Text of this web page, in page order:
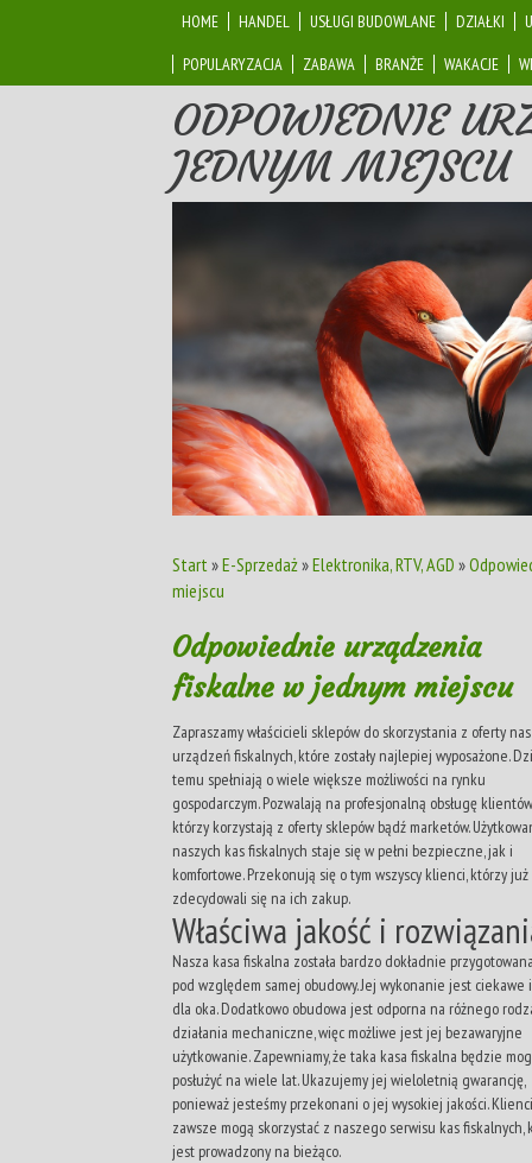
HOME HANDEL USŁUGI BUDOWLANE DZIAŁKI
POPULARYZACJA
ZABAWA BRANŻE WAKACJE
ODPOWIEDNIE
JEDNYM MIEJSCU
Start »E-Sprzedaż»Elektronika, RTV, AGD »
miejscu
Odpowiednie urządzenia
fiskalne w jednym miejscu
Zapraszamy właścicieli sklepów do skorzystania z oferty
urządzeń fiskalnych, które zostały najlepiej wyposażone.
temu spełniają o wiele większe możliwości na rynku
gospodarczym. Pozwalają na profesjonalną obsługę klientów,
którzy korzystają z oferty sklepów bądź marketów.
naszych kas fiskalnych staje się w pełni bezpieczne, jak i
komfortowe. Przekonują się o tym wszyscy klienci, którzy już
zdecydowali się na ich zakup.
Właściwa jakość i
Nasza kasa fiskalna została bardzo dokładnie
pod względem samej obudowy. Jej wykonanie jest ciekawe
dla oka. Dodatkowo obudowa jest odporna na różnego
działania mechaniczne, więc możliwe jest jej bezawaryjne
użytkowanie. Zapewniamy, że taka kasa fiskalna będzie
posłużyć na wiele lat. Ukazujemy jej wieloletnią gwarancję,
ponieważ jesteśmy przekonani o jej wysokiej jakości. Klienci
zawsze mogą skorzystać z naszego serwisu kas fiskalnych,
jest prowadzony na bieżąco.